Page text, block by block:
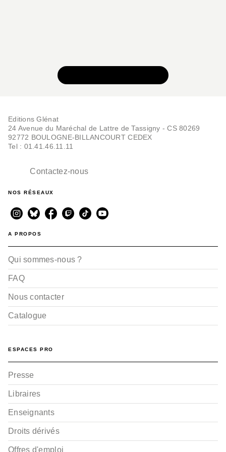
Editions Glénat
24 Avenue du Maréchal de Lattre de Tassigny - CS 80269
92772 BOULOGNE-BILLANCOURT CEDEX
Tel : 01.41.46.11.11
Contactez-nous
NOS RÉSEAUX
A PROPOS
Qui sommes-nous ?
FAQ
Nous contacter
Catalogue
ESPACES PRO
Presse
Libraires
Enseignants
Droits dérivés
Offres d'emploi